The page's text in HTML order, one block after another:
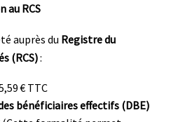
au RCS
auprès du Registre du
(RCS):
€ TTC
bénéficiaires effectifs (DBE)